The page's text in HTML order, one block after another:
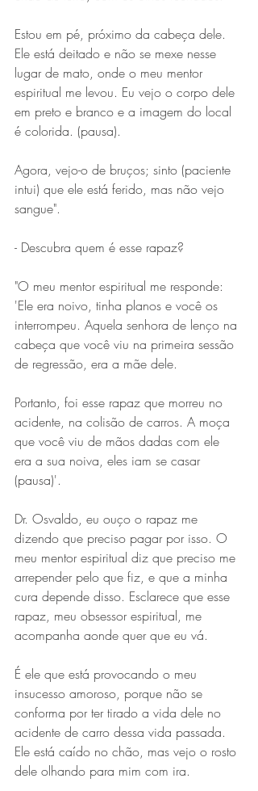
Estou em pé, próximo da cabeça dele.
Ele está deitado e não se mexe nesse
lugar de mato, onde o meu mentor
espiritual me levou. Eu vejo o corpo dele
em preto e branco e a imagem do local
é colorida. (pausa).
Agora, vejo-o de bruços; sinto (paciente
intui) que ele está ferido, mas não vejo
sangue".
- Descubra quem é esse rapaz?
"O meu mentor espiritual me responde:
'Ele era noivo, tinha planos e você os
interrompeu. Aquela senhora de lenço na
cabeça que você viu na primeira sessão
de regressão, era a mãe dele.
Portanto, foi esse rapaz que morreu no
acidente, na colisão de carros. A moça
que você viu de mãos dadas com ele
era a sua noiva, eles iam se casar
(pausa)'.
Dr. Osvaldo, eu ouço o rapaz me
dizendo que preciso pagar por isso. O
meu mentor espiritual diz que preciso me
arrepender pelo que fiz, e que a minha
cura depende disso. Esclarece que esse
rapaz, meu obsessor espiritual, me
acompanha aonde quer que eu vá.
É ele que está provocando o meu
insucesso amoroso, porque não se
conforma por ter tirado a vida dele no
acidente de carro dessa vida passada.
Ele está caído no chão, mas vejo o rosto
dele olhando para mim com ira.